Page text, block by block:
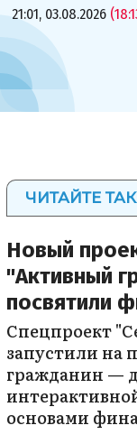
21:01, 03.08.2026
ЧИТАЙТЕ
Новый
"Активный
посвятили
Спецпроект
запустили на
гражданин —
основами